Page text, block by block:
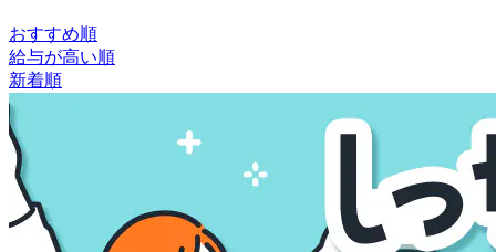
おすすめ順
給与が高い順
新着順